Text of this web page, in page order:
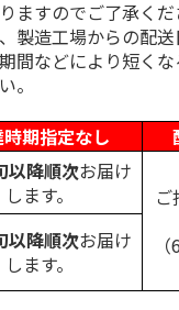
ますのでご了承くだ
製造工場からの配
間などにより短く
。
期指定なし
以降順次お届け
します。
以降順次お届け
します。